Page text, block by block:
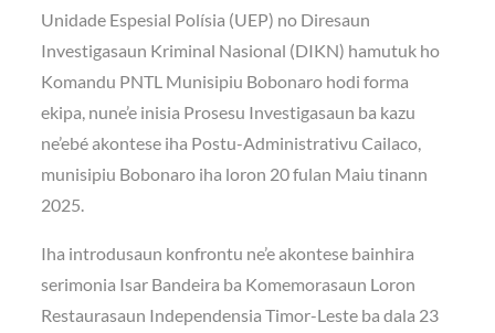
Unidade Espesial Polísia (UEP) no Diresaun
Investigasaun Kriminal Nasional (DIKN) hamutuk ho
Komandu PNTL Munisipiu Bobonaro hodi forma
ekipa, nune’e inisia Prosesu Investigasaun ba kazu
ne’ebé akontese iha Postu-Administrativu Cailaco,
munisipiu Bobonaro iha loron 20 fulan Maiu tinann
2025.
Iha introdusaun konfrontu ne’e akontese bainhira
serimonia Isar Bandeira ba Komemorasaun Loron
Restaurasaun Independensia Timor-Leste ba dala 23